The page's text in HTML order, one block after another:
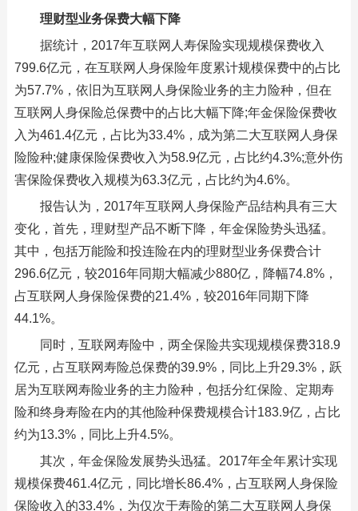
理财型业务保费大幅下降
据统计，2017年互联网人寿保险实现规模保费收入
799.6亿元，在互联网人身保险年度累计规模保费中的占比
为57.7%，依旧为互联网人身保险业务的主力险种，但在
互联网人身保险总保费中的占比大幅下降;年金保险保费收
入为461.4亿元，占比为33.4%，成为第二大互联网人身保
险险种;健康保险保费收入为58.9亿元，占比约4.3%;意外伤
害保险保费收入规模为63.3亿元，占比约为4.6%。
报告认为，2017年互联网人身保险产品结构具有三大
变化，首先，理财型产品不断下降，年金保险势头迅猛。
其中，包括万能险和投连险在内的理财型业务保费合计
296.6亿元，较2016年同期大幅减少880亿，降幅74.8%，
占互联网人身保险保费的21.4%，较2016年同期下降
44.1%。
同时，互联网寿险中，两全保险共实现规模保费318.9
亿元，占互联网寿险总保费的39.9%，同比上升29.3%，跃
居为互联网寿险业务的主力险种，包括分红保险、定期寿
险和终身寿险在内的其他险种保费规模合计183.9亿，占比
约为13.3%，同比上升4.5%。
其次，年金保险发展势头迅猛。2017年全年累计实现
规模保费461.4亿元，同比增长86.4%，占互联网人身保险
保险收入的33.4%，为仅次于寿险的第二大互联网人身保